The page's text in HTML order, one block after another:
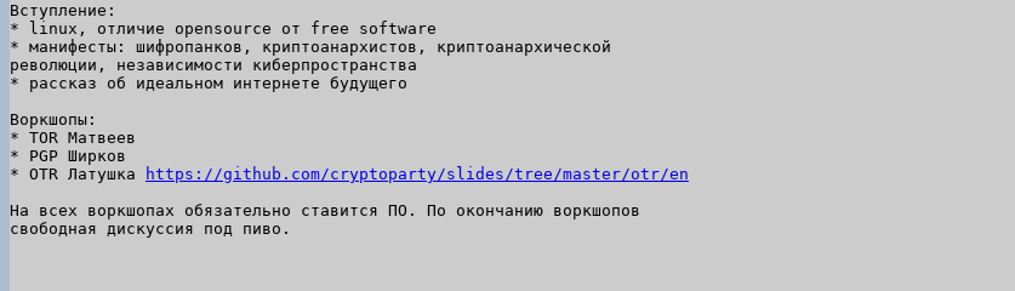
Вступление:
* linux, отличие opensource от free software
* манифесты: шифропанков, криптоанархистов, криптоанархической
революции, независимости киберпространства
* рассказ об идеальном интернете будущего
Воркшопы:
* TOR Матвеев
* PGP Ширков
* OTR Латушка
https://github.com/cryptoparty/slides/tree/master/otr/en
На всех воркшопах обязательно ставится ПО. По окончанию воркшопов
свободная дискуссия под пиво.